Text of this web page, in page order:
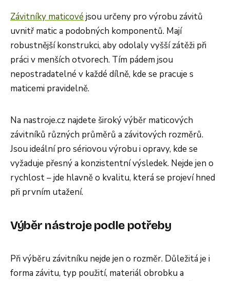
Závitníky maticové jsou určeny pro výrobu závitů
uvnitř matic a podobných komponentů. Mají
robustnější konstrukci, aby odolaly vyšší zátěži při
práci v menších otvorech. Tím pádem jsou
nepostradatelné v každé dílně, kde se pracuje s
maticemi pravidelně.
Na nastroje.cz najdete široký výběr maticových
závitníků různých průměrů a závitových rozměrů.
Jsou ideální pro sériovou výrobu i opravy, kde se
vyžaduje přesný a konzistentní výsledek. Nejde jen o
rychlost – jde hlavně o kvalitu, která se projeví hned
při prvním utažení.
Výběr nástroje podle potřeby
Při výběru závitníku nejde jen o rozměr. Důležitá je i
forma závitu, typ použití, materiál obrobku a